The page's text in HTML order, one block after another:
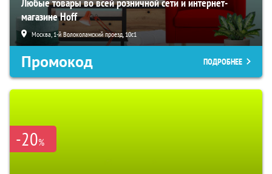
магазине Hoff
Москва, 1-й Волоколамский проезд, 10с1
Промокод ПОДРОБНЕЕ
-20%